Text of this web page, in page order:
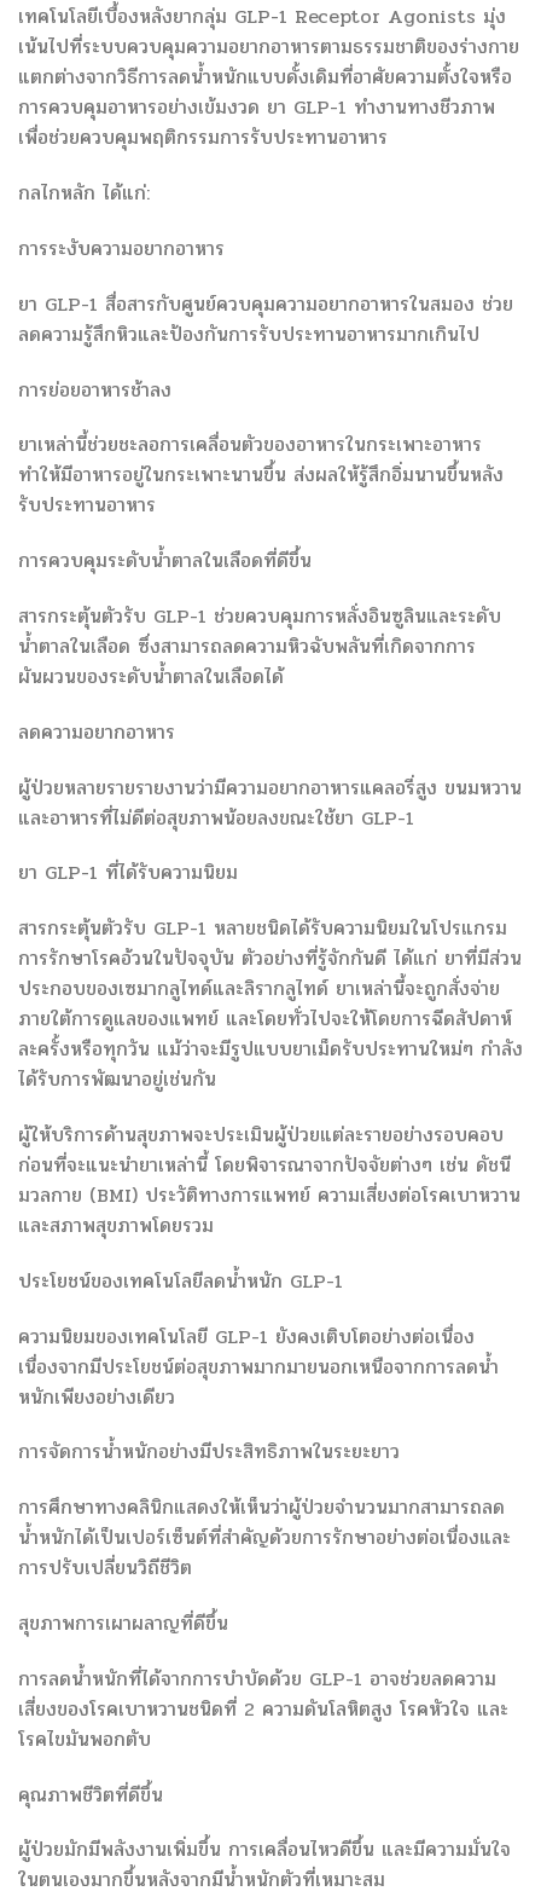
เทคโนโลยีเบื้องหลังยากลุ่ม GLP-1 Receptor Agonists มุ่ง
เน้นไปที่ระบบควบคุมความอยากอาหารตามธรรมชาติของร่างกาย
แตกต่างจากวิธีการลดน้ำหนักแบบดั้งเดิมที่อาศัยความตั้งใจหรือ
การควบคุมอาหารอย่างเข้มงวด ยา GLP-1 ทำงานทางชีวภาพ
เพื่อช่วยควบคุมพฤติกรรมการรับประทานอาหาร
กลไกหลัก ได้แก่:
การระงับความอยากอาหาร
ยา GLP-1 สื่อสารกับศูนย์ควบคุมความอยากอาหารในสมอง ช่วย
ลดความรู้สึกหิวและป้องกันการรับประทานอาหารมากเกินไป
การย่อยอาหารช้าลง
ยาเหล่านี้ช่วยชะลอการเคลื่อนตัวของอาหารในกระเพาะอาหาร
ทำให้มีอาหารอยู่ในกระเพาะนานขึ้น ส่งผลให้รู้สึกอิ่มนานขึ้นหลัง
รับประทานอาหาร
การควบคุมระดับน้ำตาลในเลือดที่ดีขึ้น
สารกระตุ้นตัวรับ GLP-1 ช่วยควบคุมการหลั่งอินซูลินและระดับ
น้ำตาลในเลือด ซึ่งสามารถลดความหิวฉับพลันที่เกิดจากการ
ผันผวนของระดับน้ำตาลในเลือดได้
ลดความอยากอาหาร
ผู้ป่วยหลายรายรายงานว่ามีความอยากอาหารแคลอรี่สูง ขนมหวาน
และอาหารที่ไม่ดีต่อสุขภาพน้อยลงขณะใช้ยา GLP-1
ยา GLP-1 ที่ได้รับความนิยม
สารกระตุ้นตัวรับ GLP-1 หลายชนิดได้รับความนิยมในโปรแกรม
การรักษาโรคอ้วนในปัจจุบัน ตัวอย่างที่รู้จักกันดี ได้แก่ ยาที่มีส่วน
ประกอบของเซมากลูไทด์และลิรากลูไทด์ ยาเหล่านี้จะถูกสั่งจ่าย
ภายใต้การดูแลของแพทย์ และโดยทั่วไปจะให้โดยการฉีดสัปดาห์
ละครั้งหรือทุกวัน แม้ว่าจะมีรูปแบบยาเม็ดรับประทานใหม่ๆ กำลัง
ได้รับการพัฒนาอยู่เช่นกัน
ผู้ให้บริการด้านสุขภาพจะประเมินผู้ป่วยแต่ละรายอย่างรอบคอบ
ก่อนที่จะแนะนำยาเหล่านี้ โดยพิจารณาจากปัจจัยต่างๆ เช่น ดัชนี
มวลกาย (BMI) ประวัติทางการแพทย์ ความเสี่ยงต่อโรคเบาหวาน
และสภาพสุขภาพโดยรวม
ประโยชน์ของเทคโนโลยีลดน้ำหนัก GLP-1
ความนิยมของเทคโนโลยี GLP-1 ยังคงเติบโตอย่างต่อเนื่อง
เนื่องจากมีประโยชน์ต่อสุขภาพมากมายนอกเหนือจากการลดน้ำ
หนักเพียงอย่างเดียว
การจัดการน้ำหนักอย่างมีประสิทธิภาพในระยะยาว
การศึกษาทางคลินิกแสดงให้เห็นว่าผู้ป่วยจำนวนมากสามารถลด
น้ำหนักได้เป็นเปอร์เซ็นต์ที่สำคัญด้วยการรักษาอย่างต่อเนื่องและ
การปรับเปลี่ยนวิถีชีวิต
สุขภาพการเผาผลาญที่ดีขึ้น
การลดน้ำหนักที่ได้จากการบำบัดด้วย GLP-1 อาจช่วยลดความ
เสี่ยงของโรคเบาหวานชนิดที่ 2 ความดันโลหิตสูง โรคหัวใจ และ
โรคไขมันพอกตับ
คุณภาพชีวิตที่ดีขึ้น
ผู้ป่วยมักมีพลังงานเพิ่มขึ้น การเคลื่อนไหวดีขึ้น และมีความมั่นใจ
ในตนเองมากขึ้นหลังจากมีน้ำหนักตัวที่เหมาะสม